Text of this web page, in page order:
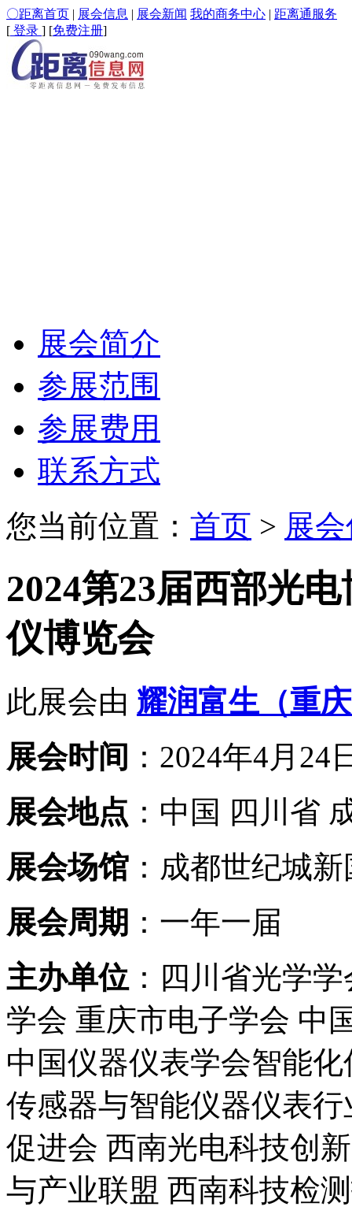
〇距离首页 | 展会信息 | 展会新闻 我的商务中心 | 距离通服务
[ 登录 ] [免费注册]
展会简介
参展范围
参展费用
联系方式
您当前位置： 首页 > 展
2024第23届西部光
仪博览会
此展会由 耀润富生（重
展会时间 ：2024年4月24
展会地点 ：中国 四川省
展会场馆 ：成都世纪城
展会周期 ：一年一届
主办单位 ：四川省光学
学会 重庆市电子学会 中
中国仪器仪表学会智能
传感器与智能仪器仪表
促进会 西南光电科技创
与产业联盟 西南科技检